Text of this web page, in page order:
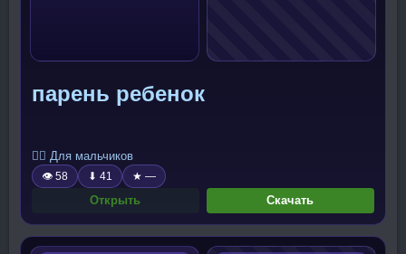
парень ребенок
🧍‍♂️ Для мальчиков
👁 58 ⬇ 41 ★ —
Открыть Скачать